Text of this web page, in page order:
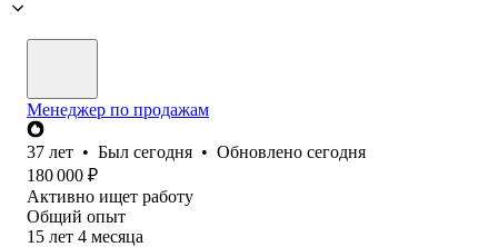
Менеджер по продажам
37 лет • Был сегодня • Обновлено сегодня
180 000 ₽
Активно ищет работу
Общий опыт
15 лет 4 месяца